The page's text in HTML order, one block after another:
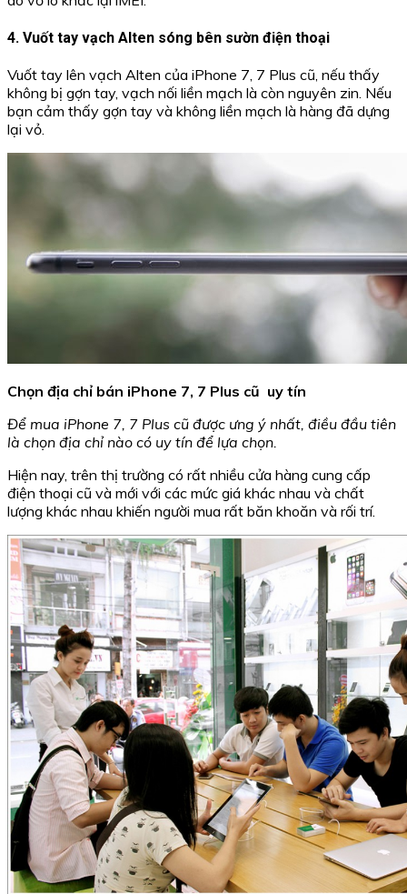
4. Vuốt tay vạch Alten sóng bên sườn điện thoại
Vuốt tay lên vạch Alten của iPhone 7, 7 Plus cũ, nếu thấy
không bị gợn tay, vạch nối liền mạch là còn nguyên zin. Nếu
bạn cảm thấy gợn tay và không liền mạch là hàng đã dựng
lại vỏ.
Chọn địa chỉ bán iPhone 7, 7 Plus cũ uy tín
Để mua iPhone 7, 7 Plus cũ được ưng ý nhất, điều đầu tiên
là chọn địa chỉ nào có uy tín để lựa chọn.
Hiện nay, trên thị trường có rất nhiều cửa hàng cung cấp
điện thoại cũ và mới với các mức giá khác nhau và chất
lượng khác nhau khiến người mua rất băn khoăn và rối trí.